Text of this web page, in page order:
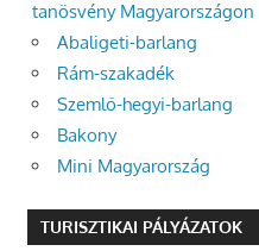
tanösvény Magyarországon
Abaligeti-barlang
Rám-szakadék
Szemlő-hegyi-barlang
Bakony
Mini Magyarország
TURISZTIKAI PÁLYÁZATOK